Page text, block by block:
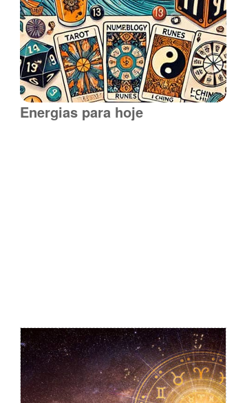
Energias para hoje